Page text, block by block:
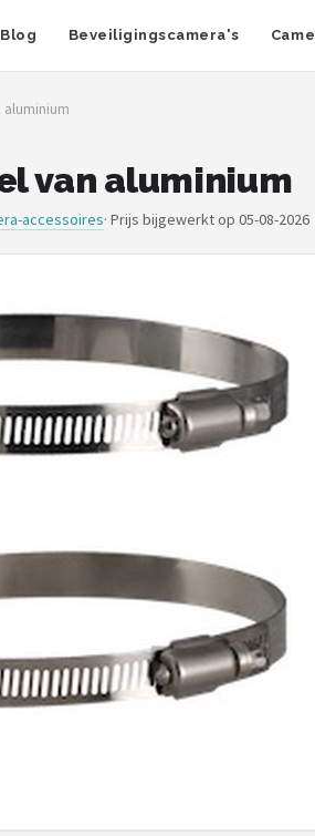
Blog Beveiligingscamera's
aluminium
van aluminium
accessoires· Prijs bijgewerkt op 05-08-2026